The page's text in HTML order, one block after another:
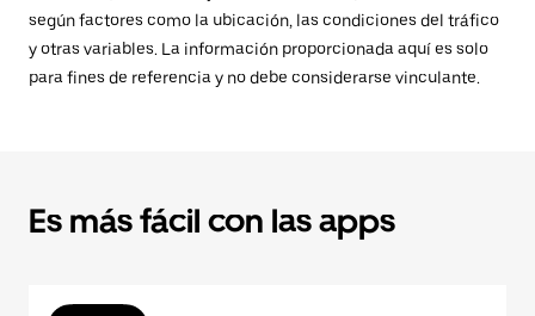
según factores como la ubicación, las condiciones del tráfico
y otras variables. La información proporcionada aquí es solo
para fines de referencia y no debe considerarse vinculante.
Es más fácil con las apps